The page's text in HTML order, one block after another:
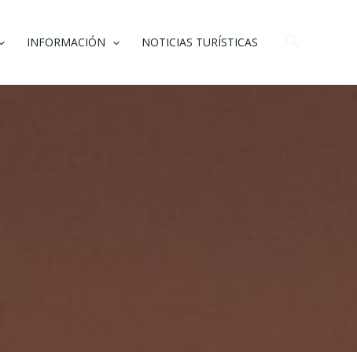
INFORMACIÓN NOTICIAS TURÍSTICAS